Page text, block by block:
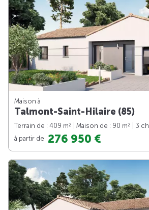
Maison à
Talmont-Saint-Hilaire (85)
Terrain de : 409 m2 | Maison de : 90 m2
| 3 ch.
à partir de 276 950 €